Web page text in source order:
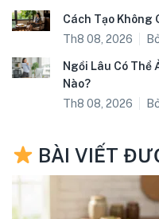
Cách Tạo Không
Th8 08, 2026
Ngồi Lâu Có Thể
Nào?
Th8 08, 2026
BÀI VIẾT